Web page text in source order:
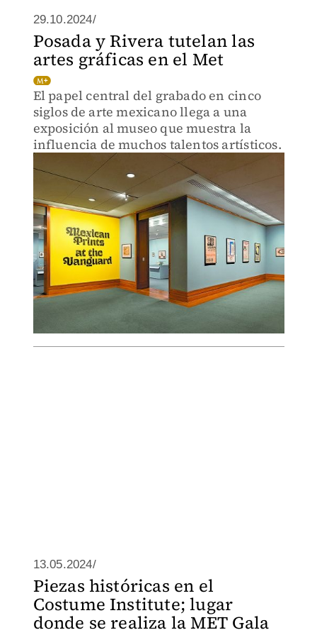
29.10.2024/
Posada y Rivera tutelan las
artes gráficas en el Met
El papel central del grabado en cinco
siglos de arte mexicano llega a una
exposición al museo que muestra la
influencia de muchos talentos artísticos.
13.05.2024/
Piezas históricas en el
Costume Institute; lugar
donde se realiza la MET Gala